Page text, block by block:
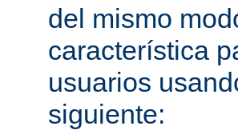
del mismo
característica
usuarios
siguiente: